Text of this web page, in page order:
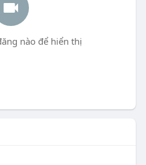
nào để hiển thị